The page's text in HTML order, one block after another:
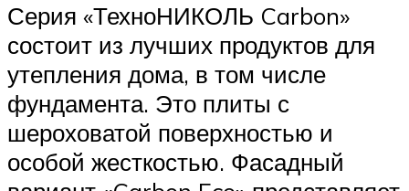
Серия «ТехноНИКОЛЬ Carbon»
состоит из лучших продуктов для
утепления дома, в том числе
фундамента. Это плиты с
шероховатой поверхностью и
особой жесткостью. Фасадный